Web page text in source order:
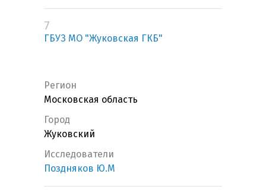
7
ГБУЗ МО "Жуковская ГКБ"
Регион
Московская область
Город
Жуковский
Исследователи
Поздняков Ю.М